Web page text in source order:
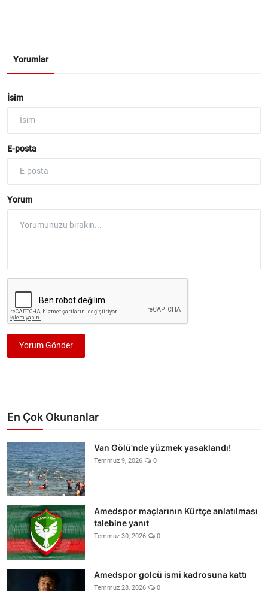
Yorumlar
İsim
E-posta
Yorum
Yorum Gönder
En Çok Okunanlar
Van Gölü'nde yüzmek yasaklandı!
Temmuz 9, 2026 0
Amedspor maçlarının Kürtçe anlatılması
talebine yanıt
Temmuz 30, 2026 0
Amedspor golcü ismi kadrosuna kattı
Temmuz 28, 2026 0